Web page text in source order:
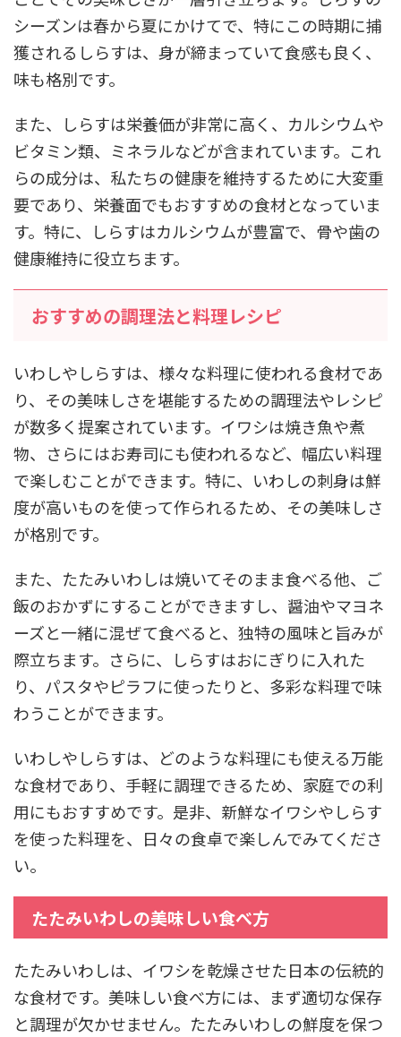
シーズンは春から夏にかけてで、特にこの時期に捕
獲されるしらすは、身が締まっていて食感も良く、
味も格別です。
また、しらすは栄養価が非常に高く、カルシウムや
ビタミン類、ミネラルなどが含まれています。これ
らの成分は、私たちの健康を維持するために大変重
要であり、栄養面でもおすすめの食材となっていま
す。特に、しらすはカルシウムが豊富で、骨や歯の
健康維持に役立ちます。
おすすめの調理法と料理レシピ
いわしやしらすは、様々な料理に使われる食材であ
り、その美味しさを堪能するための調理法やレシピ
が数多く提案されています。イワシは焼き魚や煮
物、さらにはお寿司にも使われるなど、幅広い料理
で楽しむことができます。特に、いわしの刺身は鮮
度が高いものを使って作られるため、その美味しさ
が格別です。
また、たたみいわしは焼いてそのまま食べる他、ご
飯のおかずにすることができますし、醤油やマヨネ
ーズと一緒に混ぜて食べると、独特の風味と旨みが
際立ちます。さらに、しらすはおにぎりに入れた
り、パスタやピラフに使ったりと、多彩な料理で味
わうことができます。
いわしやしらすは、どのような料理にも使える万能
な食材であり、手軽に調理できるため、家庭での利
用にもおすすめです。是非、新鮮なイワシやしらす
を使った料理を、日々の食卓で楽しんでみてくださ
い。
たたみいわしの美味しい食べ方
たたみいわしは、イワシを乾燥させた日本の伝統的
な食材です。美味しい食べ方には、まず適切な保存
と調理が欠かせません。たたみいわしの鮮度を保つ